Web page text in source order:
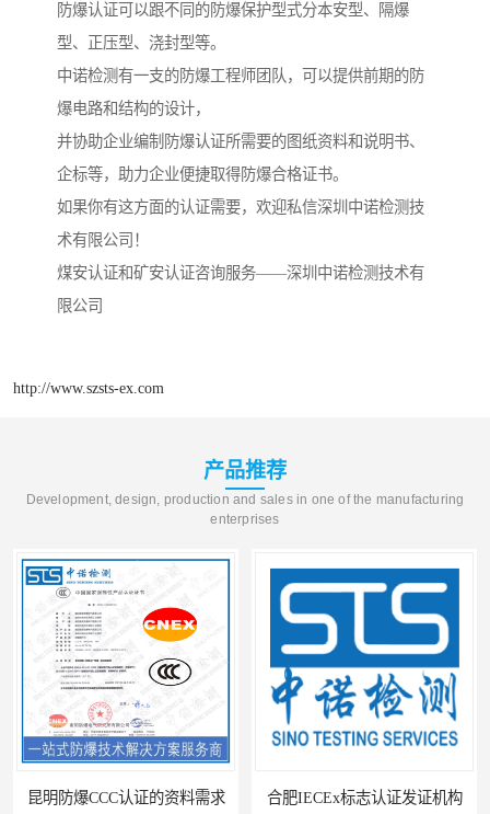
防爆认证可以跟不同的防爆保护型式分本安型、隔爆
型、正压型、浇封型等。
中诺检测有一支的防爆工程师团队，可以提供前期的防
爆电路和结构的设计，
并协助企业编制防爆认证所需要的图纸资料和说明书、
企标等，助力企业便捷取得防爆合格证书。
如果你有这方面的认证需要，欢迎私信深圳中诺检测技
术有限公司！
煤安认证和矿安认证咨询服务——深圳中诺检测技术有
限公司
http://www.szsts-ex.com
产品推荐
Development, design, production and sales in one of the manufacturing
enterprises
昆明防爆CCC认证的资料需求 合肥IECEx标志认证发证机构